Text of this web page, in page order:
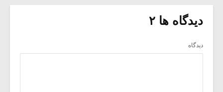
دیدگاه ها ۲
دیدگاه